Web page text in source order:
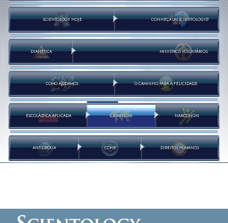
SCIENTOLOGY HOJE CONHEÇA UM SCIENTOLOGIST
DIANÉTICA MINISTROS VOLUNTÁRIOS
COMO AJUDAMOS O CAMINHO PARA A FELICIDADE
ESCOLÁSTICA APLICADA CRIMINON NARCONON
ANTIDROGA CCHR DIREITOS HUMANOS